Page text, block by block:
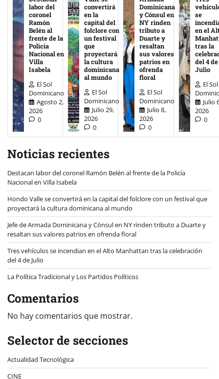
labor del
coronel
Ramón
Belén al
frente de la
Policía
Nacional en
Villa
Isabela
El Sol
Dominicano
Agosto 2,
2026
0
convertirá
en la
capital del
folclore con
un festival
que
proyectará
la cultura
dominicana
al mundo
El Sol
Dominicano
Julio 29,
2026
0
Dominicana
y Cónsul en
NY rinden
tributo a
Duarte y
resaltan
sus valores
patrios en
ofrenda
floral
El Sol
Dominicano
Julio 8,
2026
0
se
en el
tras la
del 4 de
Julio
El Sol
Julio
2026
0
Noticias recientes
Destacan labor del coronel Ramón Belén al frente de la Policía
Nacional en Villa Isabela
Hondo Valle se convertirá en la capital del folclore con un festival que
proyectará la cultura dominicana al mundo
Jefe de Armada Dominicana y Cónsul en NY rinden tributo a Duarte y
resaltan sus valores patrios en ofrenda floral
Tres vehículos se incendian en el Alto Manhattan tras la celebración
del 4 de Julio
La Política Tradicional y Los Partidos Políticos
Comentarios
No hay comentarios que mostrar.
Selector de secciones
Actualidad Tecnológica
CINE